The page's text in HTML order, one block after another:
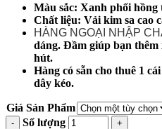
Màu sắc: Xanh phối hồng
Chất liệu: Vải kim sa cao
HÀNG NGOẠI NHẬP
dáng. Đầm giúp bạn thêm
hút.
Hàng có sẵn cho thuê 1
dây kéo.
Giá Sản Phẩm
Số lượng